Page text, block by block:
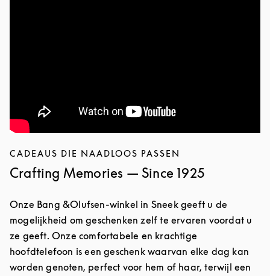
CADEAUS DIE NAADLOOS PASSEN
Crafting Memories — Since 1925
Onze Bang &Olufsen-winkel in Sneek geeft u de
mogelijkheid om geschenken zelf te ervaren voordat u
ze geeft. Onze comfortabele en krachtige
hoofdtelefoon is een geschenk waarvan elke dag kan
worden genoten, perfect voor hem of haar, terwijl een